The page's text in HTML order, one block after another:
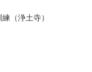
（浄土寺）